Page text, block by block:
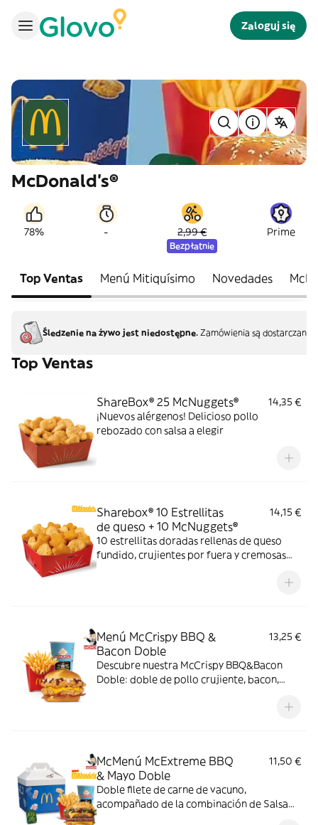
Zaloguj się
McDonald's®
78% - 2,99 €
Bezpłatnie
Prime
Top Ventas Menú Mitiquísimo Novedades
Śledzenie na żywo jest niedostępne. Zamówienia są dostarczane
Top Ventas
ShareBox® 25 McNuggets®
14,35 €
¡Nuevos alérgenos! Delicioso pollo
rebozado con salsa a elegir
Sharebox® 10 Estrellitas
de queso + 10 McNuggets®
14,15 €
10 estrellitas doradas rellenas de queso
fundido, crujientes por fuera y cremosas
Menú McCrispy BBQ &
Bacon Doble
13,25 €
Descubre nuestra McCrispy BBQ&Bacon
Doble: doble de pollo crujiente, bacon,
McMenú McExtreme BBQ
& Mayo Doble
11,50 €
Doble filete de carne de vacuno,
acompañado de la combinación de Salsa